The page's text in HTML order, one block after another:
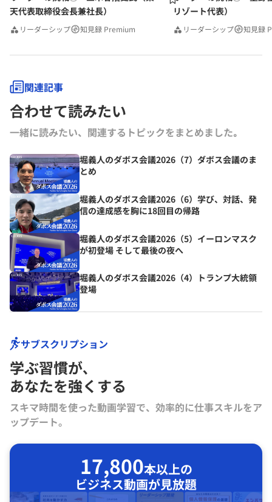
天代表取締役会長兼社長）
リーダーシップ 知見録 Premium
リゾート代表）
リーダーシップ 知見録
関連記事
合わせて読みたい
一緒に読みたい、関連するトピックをまとめました｡
堀義人のダボス会議2026（7）ダボス会議のま
とめ
堀義人のダボス会議2026（6）学び、対話、発
信の達成感を胸に18回目の帰路
堀義人のダボス会議2026（5）イーロンマスク
が初登場 そして最後の夜へ
堀義人のダボス会議2026（4）トランプ大統領
登場
サブスクリプション
学ぶ習慣が､
あなたを強くする
スキマ時間を使った動画学習で、効率的に仕事スキルをア
ップデート。
17,800本以上の
ビジネス動画が見放題